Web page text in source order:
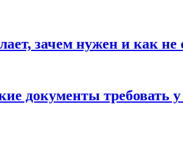
зачем нужен и как
документы требовать